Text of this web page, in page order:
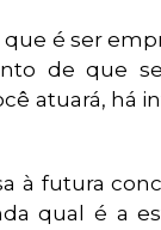
é ser
de que
atuará, há
à futura
qual é a